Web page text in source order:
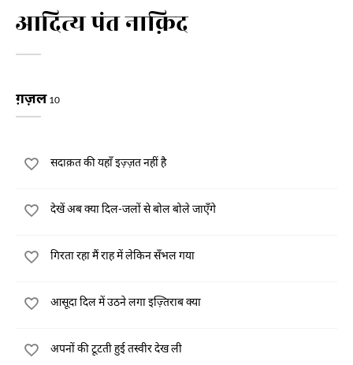
आदित्य पंत नाक़िद
ग़ज़ल 10
सदाक़त की यहाँ इज़्ज़त नहीं है
देखें अब क्या दिल-जलों से बोल बोले जाएँगे
गिरता रहा मैं राह में लेकिन सँभल गया
आसूदा दिल में उठने लगा इज़्तिराब क्या
अपनों की टूटती हुई तस्वीर देख ली